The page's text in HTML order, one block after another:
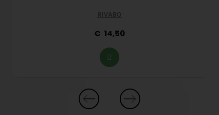
RIVABO
14,50